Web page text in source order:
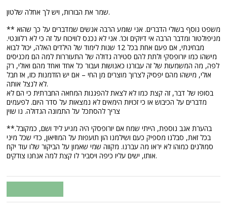
שמר את הבורות, ויש לך אחלה שלטון.
** משפט נוסף בשולי הדברים. אני שומע הרבה אנשים שמדברים על כך שהוא
מניפולטור ומדבר הרבה אי דיוקים וכו’. אני לא נכנס לוויכוח על זה כי לא רלוונטי.
מבחינתי, אם פעם אחת בכל 12 שנות לימוד של הילדים האלה, יכול לבוא
מישהו כמו יורופסקי ולתת להם סטירה גדולה של התעוררות למה הם מכניסים
לפה, מה המשמעות של זה עבורנו כאנושות ועבור כל אחד ואחד מהם ואולי, רק
אולי, מישהו מהם יפסיק לצרוך מוצרים מן החי – אם יש הזדמנות כזו, אז חבל
לא לנצל אותה.
בסופו של דבר, זה קצת כמו לא לצאת להפגנות המחאה החברתית כי הם לא
מדברים על הכיבוש או כי זכויות הימאים לא נמצאות על סדר היום. לפעמים
צריך להסתכל על התמונה הגדולה. נו שוין
**בהערת אגב נוספת, הייתי שמח אם יורופסקי היה מגיע ליד ושם, כמקובל.
בכל זאת, סבלנו מספיק כעם ושילמנו הון תועפות על המוזיאון, כדי שכל מיני
סמולנים כמוהו לא יראו מה עברנו. מקווה שמי שאמון על הביקור שלו עוד יקח
אותו, ישים עליו כיפה ויסביר לו קצת למה אנחנו צודקים.